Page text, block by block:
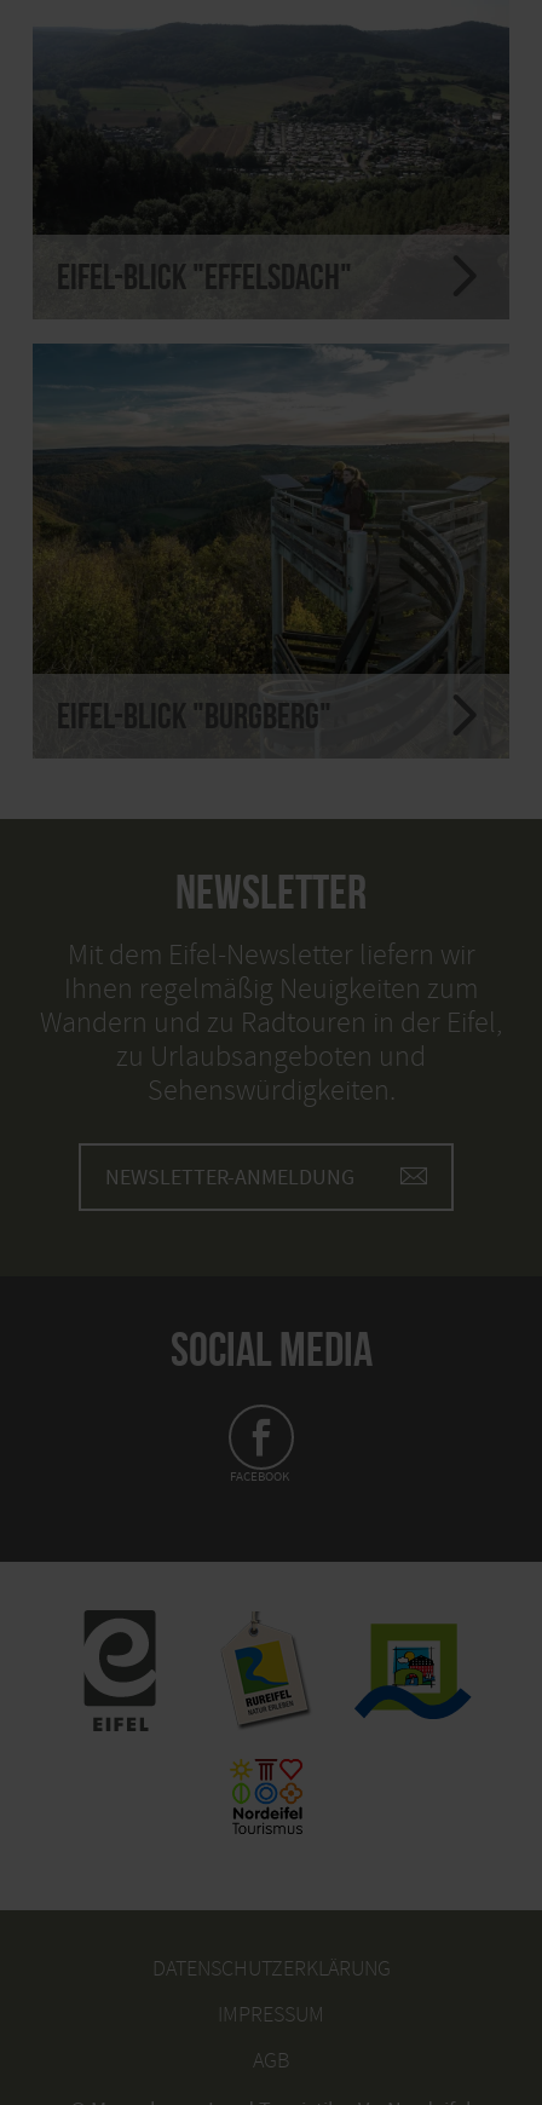
Eifel-Blick "Effelsdach"
Eifel-Blick "Burgberg"
NEWSLETTER
Mit dem Eifel-Newsletter liefern wir
Ihnen regelmäßig Neuigkeiten zum
Wandern und zu Radtouren in der Eifel,
zu Urlaubsangeboten und
Sehenswürdigkeiten.
NEWSLETTER-ANMELDUNG
SOCIAL MEDIA
FACEBOOK
DATENSCHUTZERKLÄRUNG
IMPRESSUM
AGB